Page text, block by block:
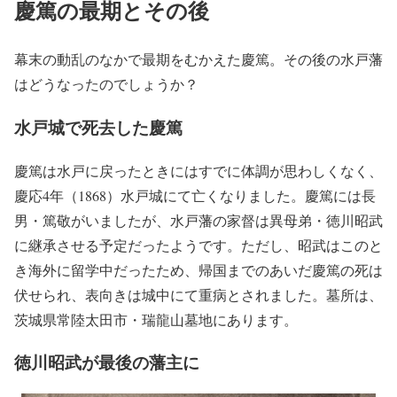
慶篤の最期とその後
幕末の動乱のなかで最期をむかえた慶篤。その後の水戸藩
はどうなったのでしょうか？
水戸城で死去した慶篤
慶篤は水戸に戻ったときにはすでに体調が思わしくなく、
慶応4年（1868）水戸城にて亡くなりました。慶篤には長
男・篤敬がいましたが、水戸藩の家督は異母弟・徳川昭武
に継承させる予定だったようです。ただし、昭武はこのと
き海外に留学中だったため、帰国までのあいだ慶篤の死は
伏せられ、表向きは城中にて重病とされました。墓所は、
茨城県常陸太田市・瑞龍山墓地にあります。
徳川昭武が最後の藩主に